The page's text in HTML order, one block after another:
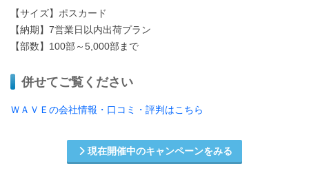
【サイズ】ポスカード
【納期】7営業日以内出荷プラン
【部数】100部～5,000部まで
併せてご覧ください
ＷＡＶＥの会社情報・口コミ・評判はこちら
現在開催中のキャンペーンをみる